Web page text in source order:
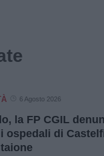
6 Agosto 2026
la FP CGIL
ospedali di